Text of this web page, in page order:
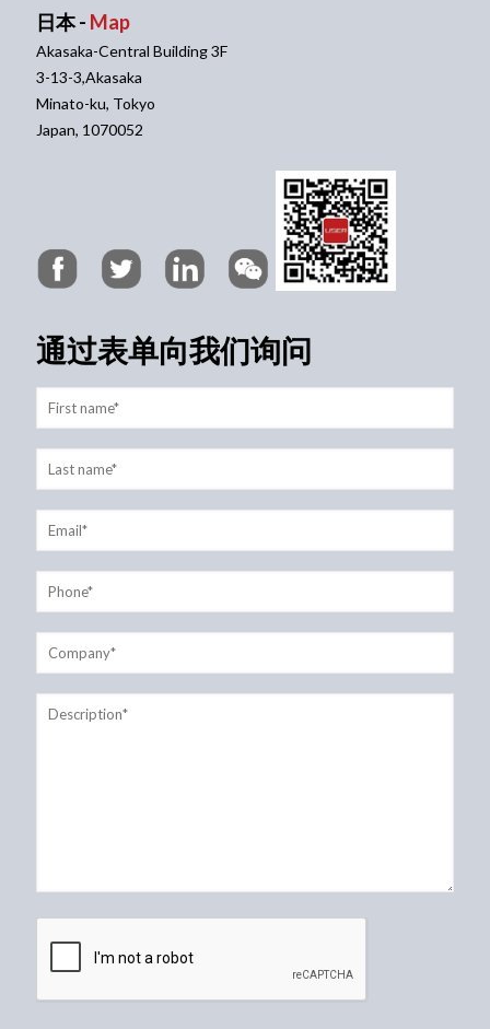
日本 - Map
Akasaka-Central Building 3F
3-13-3,Akasaka
Minato-ku, Tokyo
Japan, 1070052
通过表单向我们询问